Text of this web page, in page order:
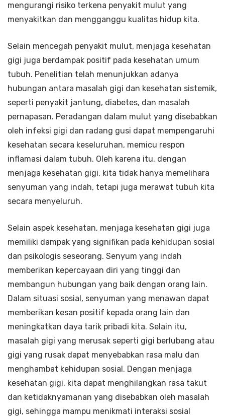
mengurangi risiko terkena penyakit mulut yang
menyakitkan dan mengganggu kualitas hidup kita.
Selain mencegah penyakit mulut, menjaga kesehatan
gigi juga berdampak positif pada kesehatan umum
tubuh. Penelitian telah menunjukkan adanya
hubungan antara masalah gigi dan kesehatan sistemik,
seperti penyakit jantung, diabetes, dan masalah
pernapasan. Peradangan dalam mulut yang disebabkan
oleh infeksi gigi dan radang gusi dapat mempengaruhi
kesehatan secara keseluruhan, memicu respon
inflamasi dalam tubuh. Oleh karena itu, dengan
menjaga kesehatan gigi, kita tidak hanya memelihara
senyuman yang indah, tetapi juga merawat tubuh kita
secara menyeluruh.
Selain aspek kesehatan, menjaga kesehatan gigi juga
memiliki dampak yang signifikan pada kehidupan sosial
dan psikologis seseorang. Senyum yang indah
memberikan kepercayaan diri yang tinggi dan
membangun hubungan yang baik dengan orang lain.
Dalam situasi sosial, senyuman yang menawan dapat
memberikan kesan positif kepada orang lain dan
meningkatkan daya tarik pribadi kita. Selain itu,
masalah gigi yang merusak seperti gigi berlubang atau
gigi yang rusak dapat menyebabkan rasa malu dan
menghambat kehidupan sosial. Dengan menjaga
kesehatan gigi, kita dapat menghilangkan rasa takut
dan ketidaknyamanan yang disebabkan oleh masalah
gigi, sehingga mampu menikmati interaksi sosial